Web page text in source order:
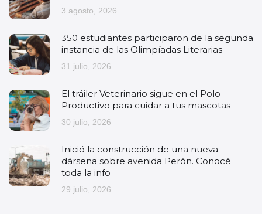
3 agosto, 2026
350 estudiantes participaron de la segunda
instancia de las Olimpíadas Literarias
31 julio, 2026
El tráiler Veterinario sigue en el Polo
Productivo para cuidar a tus mascotas
30 julio, 2026
Inició la construcción de una nueva
dársena sobre avenida Perón. Conocé
toda la info
29 julio, 2026